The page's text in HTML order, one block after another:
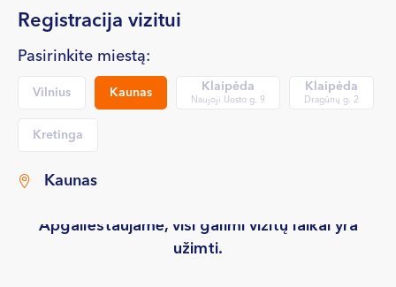
Registracija vizitui
Pasirinkite miestą:
Vilnius Kaunas Klaipėda
Naujoji Uosto g. 9
Klaipėda
Dragūnų g. 2
Kretinga
Kaunas